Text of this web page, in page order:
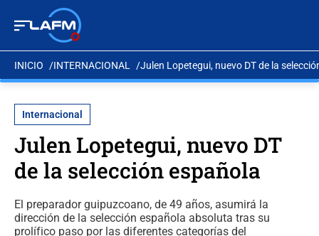
INICIO INTERNACIONAL Julen Lopetegui, nuevo DT de la
Internacional
Julen Lopetegui, nuevo DT
de la selección española
El preparador guipuzcoano, de 49 años, asumirá la
dirección de la selección española absoluta tras su
prolífico paso por las diferentes categorías del